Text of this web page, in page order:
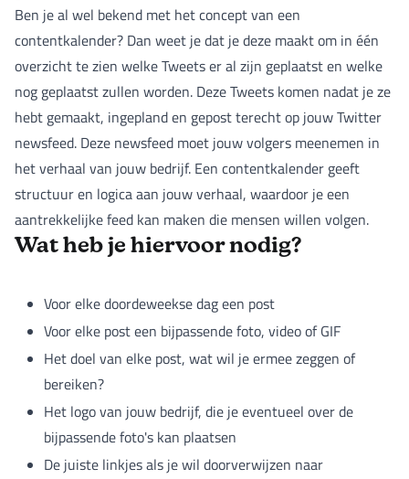
Ben je al wel bekend met het concept van een
contentkalender? Dan weet je dat je deze maakt om in één
overzicht te zien welke Tweets er al zijn geplaatst en welke
nog geplaatst zullen worden. Deze Tweets komen nadat je ze
hebt gemaakt, ingepland en gepost terecht op jouw Twitter
newsfeed. Deze newsfeed moet jouw volgers meenemen in
het verhaal van jouw bedrijf. Een contentkalender geeft
structuur en logica aan jouw verhaal, waardoor je een
aantrekkelijke feed kan maken die mensen willen volgen.
Wat heb je hiervoor nodig?
Voor elke doordeweekse dag een post
Voor elke post een bijpassende foto, video of GIF
Het doel van elke post, wat wil je ermee zeggen of
bereiken?
Het logo van jouw bedrijf, die je eventueel over de
bijpassende foto's kan plaatsen
De juiste linkjes als je wil doorverwijzen naar